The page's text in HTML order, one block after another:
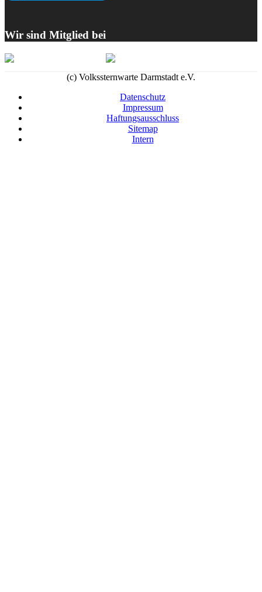
Wir sind Mitglied bei
(c) Volkssternwarte Darmstadt e.V.
Datenschutz
Impressum
Haftungsausschluss
Sitemap
Intern